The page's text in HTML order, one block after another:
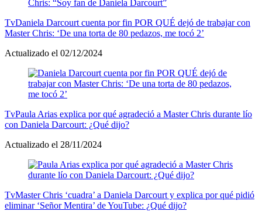
TvDaniela Darcourt cuenta por fin POR QUÉ dejó de trabajar con
Master Chris: ‘De una torta de 80 pedazos, me tocó 2’
Actualizado el 02/12/2024
TvPaula Arias explica por qué agradeció a Master Chris durante lío
con Daniela Darcourt: ¿Qué dijo?
Actualizado el 28/11/2024
TvMaster Chris ‘cuadra’ a Daniela Darcourt y explica por qué pidió
eliminar ‘Señor Mentira’ de YouTube: ¿Qué dijo?